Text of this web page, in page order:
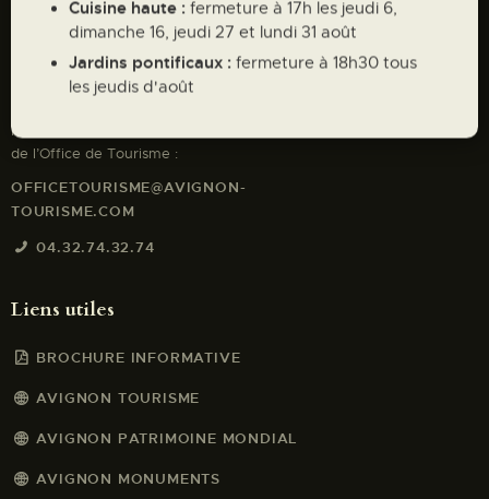
41 COURS JEAN JAURES, 84000
AVIGNON
Pour toute demande, contactez les équipes
de l’Office de Tourisme :
OFFICETOURISME@AVIGNON-
TOURISME.COM
04.32.74.32.74
Liens utiles
BROCHURE INFORMATIVE
AVIGNON TOURISME
AVIGNON PATRIMOINE MONDIAL
AVIGNON MONUMENTS
Cuisine haute : fermeture à 17h les jeudi 6,
dimanche 16, jeudi 27 et lundi 31 août
Jardins pontificaux : fermeture à 18h30 tous
les jeudis d'août